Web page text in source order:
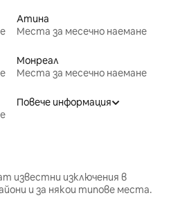
Атина
Места за месечно наемане
Монреал
Места за месечно наемане
Повече информация
известни изключения в
и за някои типове места.